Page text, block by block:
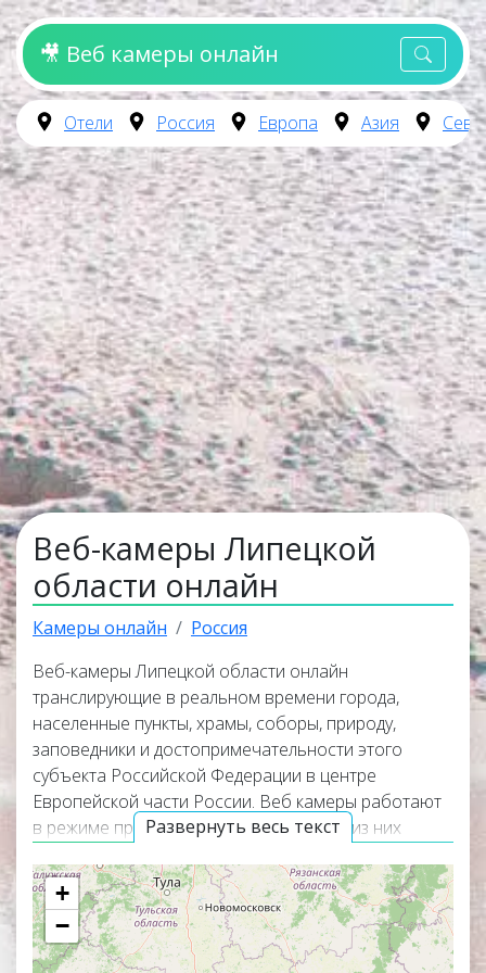
🎥 Веб камеры онлайн
Отели Россия Европа Азия
Веб-камеры Липецкой
области онлайн
Камеры онлайн Россия
Развернуть весь текст
Веб-камеры Липецкой области онлайн
транслирующие в реальном времени города,
населенные пункты, храмы, соборы, природу,
заповедники и достопримечательности этого
субъекта Российской Федерации в центре
Европейской части России. Веб камеры работают
в режиме прямого эфира, а некоторые из них
Популярные онлайн веб камеры располагаются в
верхней части списка трансляций. Карта онлайн
веб камер покажет точное местоположение всех
веб камер на территории Липецкой области.
+
−